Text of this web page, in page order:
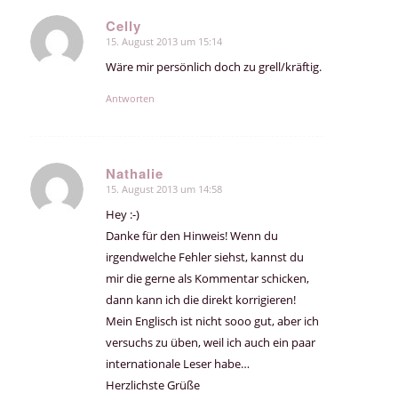
Celly
sagte:
15. August 2013 um 15:14
Wäre mir persönlich doch zu grell/kräftig.
Antworten
Nathalie
sagte:
15. August 2013 um 14:58
Hey :-)
Danke für den Hinweis! Wenn du
irgendwelche Fehler siehst, kannst du
mir die gerne als Kommentar schicken,
dann kann ich die direkt korrigieren!
Mein Englisch ist nicht sooo gut, aber ich
versuchs zu üben, weil ich auch ein paar
internationale Leser habe…
Herzlichste Grüße